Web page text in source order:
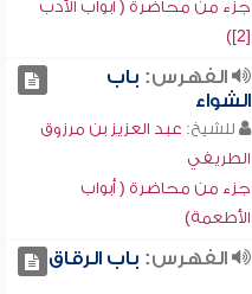
جزء من محاضرة ( أبواب الأدب
[2])
الفهرس: باب
الشواء
للشيخ: عبد العزيز بن مرزوق
الطريفي
جزء من محاضرة ( أبواب
الأطعمة)
الفهرس: باب الرقاق